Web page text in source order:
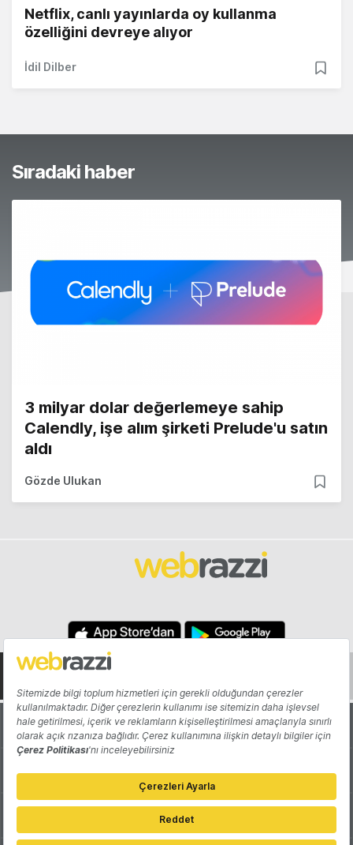
Netflix, canlı yayınlarda oy kullanma
özelliğini devreye alıyor
İdil Dilber
Sıradaki haber
3 milyar dolar değerlemeye sahip
Calendly, işe alım şirketi Prelude'u satın
aldı
Gözde Ulukan
Hakkında Yazarlar
Katkıda Bulun Reklam